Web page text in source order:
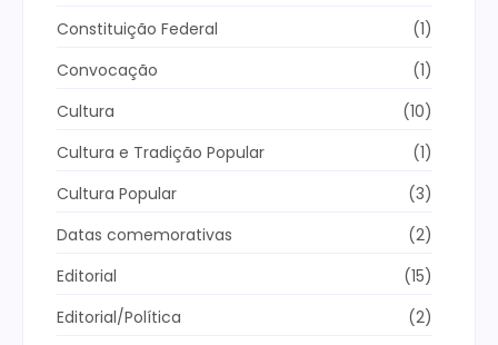
Constituição Federal
(1)
Convocação
(1)
Cultura
(10)
Cultura e Tradição Popular
(1)
Cultura Popular
(3)
Datas comemorativas
(2)
Editorial
(15)
Editorial/Política
(2)